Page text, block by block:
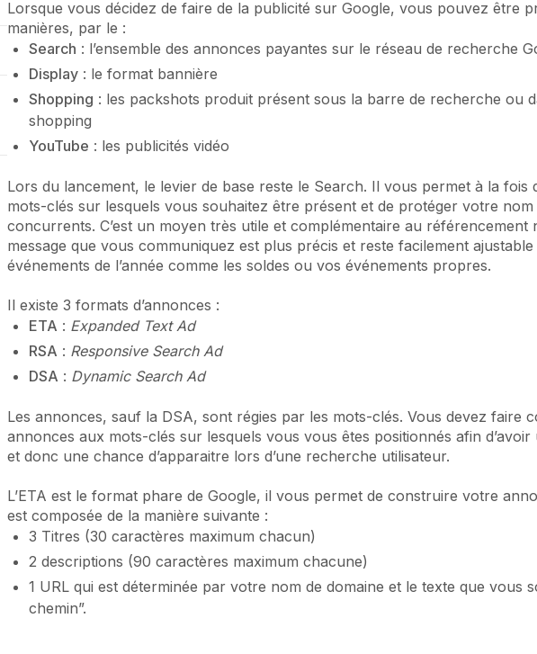
Lorsque vous décidez de faire de la publicité sur Google, vous pouvez être
manières, par le :
Search : l’ensemble des annonces payantes sur le réseau de recherche
Display : le format bannière
Shopping : les packshots produit présent sous la barre de recherche ou
shopping
YouTube : les publicités vidéo
Lors du lancement, le levier de base reste le Search. Il vous permet à la fois
mots-clés sur lesquels vous souhaitez être présent et de protéger votre nom
concurrents. C’est un moyen très utile et complémentaire au référencement
message que vous communiquez est plus précis et reste facilement
événements de l’année comme les soldes ou vos événements propres.
Il existe 3 formats d’annonces :
ETA : Expanded Text Ad
RSA : Responsive Search Ad
DSA : Dynamic Search Ad
Les annonces, sauf la DSA, sont régies par les mots-clés. Vous devez faire
annonces aux mots-clés sur lesquels vous vous êtes positionnés afin
et donc une chance d’apparaitre lors d’une recherche utilisateur.
L’ETA est le format phare de Google, il vous permet de construire votre
est composée de la manière suivante :
3 Titres (30 caractères maximum chacun)
2 descriptions (90 caractères maximum chacune)
1 URL qui est déterminée par votre nom de domaine et le texte que vous
chemin”.